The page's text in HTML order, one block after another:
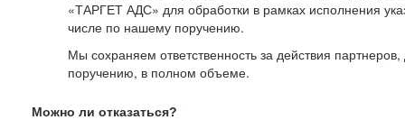
«ТАРГЕТ АДС» для обработки в рамках исполнения
числе по нашему поручению.
Мы сохраняем ответственность за действия
поручению, в полном объеме.
Можно ли отказаться?